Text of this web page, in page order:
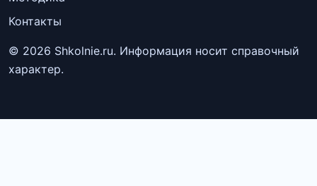
Контакты
© 2026 Shkolnie.ru. Информация носит справочный
характер.